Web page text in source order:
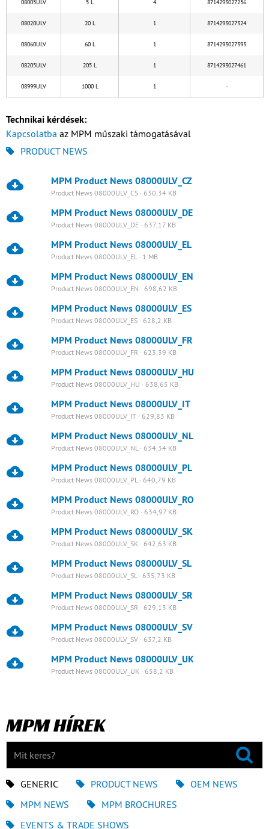
08005ULV 5 L 4 8714293027256
08020ULV 20 L 1 8714293027324
08060ULV 60 L 1 8714293027393
08205ULV 205 L 1 8714293027461
08999ULV 1000 L 1 -
Technikai kérdések:
Kapcsolatba az MPM műszaki támogatásával
PRODUCT NEWS
MPM Product News 08000ULV_CZ
Product News 08000ULV_CS · 630,34 KB
MPM Product News 08000ULV_DE
Product News 08000ULV_DE · 637,17 KB
MPM Product News 08000ULV_EL
Product News 08000ULV_EL · 1 MB
MPM Product News 08000ULV_EN
Product News 08000ULV_EN · 698,62 KB
MPM Product News 08000ULV_ES
Product News 08000ULV_ES · 628,2 KB
MPM Product News 08000ULV_FR
Product News 08000ULV_FR · 623,39 KB
MPM Product News 08000ULV_HU
Product News 08000ULV_HU · 638,65 KB
MPM Product News 08000ULV_IT
Product News 08000ULV_IT · 629,83 KB
MPM Product News 08000ULV_NL
Product News 08000ULV_NL · 634,34 KB
MPM Product News 08000ULV_PL
Product News 08000ULV_PL · 640,79 KB
MPM Product News 08000ULV_RO
Product News 08000ULV_RO · 634,97 KB
MPM Product News 08000ULV_SK
Product News 08000ULV_SK · 642,63 KB
MPM Product News 08000ULV_SL
Product News 08000ULV_SL · 635,73 KB
MPM Product News 08000ULV_SR
Product News 08000ULV_SR · 629,13 KB
MPM Product News 08000ULV_SV
Product News 08000ULV_SV · 637,2 KB
MPM Product News 08000ULV_UK
Product News 08000ULV_UK · 658,2 KB
MPM HÍREK
GENERIC PRODUCT NEWS
OEM NEWS
MPM NEWS
MPM BROCHURES
EVENTS & TRADE SHOWS